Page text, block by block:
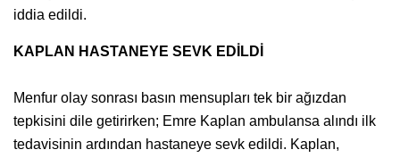
iddia edildi.
KAPLAN HASTANEYE SEVK EDİLDİ
Menfur olay sonrası basın mensupları tek bir ağızdan
tepkisini dile getirirken; Emre Kaplan ambulansa alındı ilk
tedavisinin ardından hastaneye sevk edildi. Kaplan,